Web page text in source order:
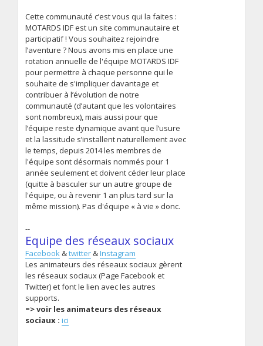
Cette communauté c’est vous qui la faites :
MOTARDS IDF est un site communautaire et
participatif ! Vous souhaitez rejoindre
l’aventure ? Nous avons mis en place une
rotation annuelle de l'équipe MOTARDS IDF
pour permettre à chaque personne qui le
souhaite de s'impliquer davantage et
contribuer à l’évolution de notre
communauté (d’autant que les volontaires
sont nombreux), mais aussi pour que
l’équipe reste dynamique avant que l’usure
et la lassitude s’installent naturellement avec
le temps, depuis 2014 les membres de
l'équipe sont désormais nommés pour 1
année seulement et doivent céder leur place
(quitte à basculer sur un autre groupe de
l'équipe, ou à revenir 1 an plus tard sur la
même mission). Pas d'équipe « à vie » donc.
--
Equipe des réseaux sociaux
Facebook&twitter&Instagram
Les animateurs des réseaux sociaux gèrent
les réseaux sociaux (Page Facebook et
Twitter) et font le lien avec les autres
supports.
=> voir les animateurs des réseaux
sociaux : ici